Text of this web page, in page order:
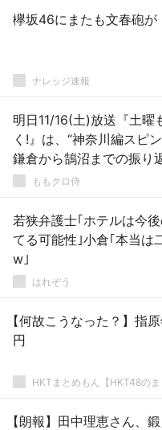
欅坂46にまたも文春砲が
ナレッジ速報
明日11/16(土)放送『土曜
く!』は、“神奈川編スピ
鎌倉から鵠沼までの振り
ンも！ももクロ侍
若狭弁護士｢ホテルは今
てる可能性｣小倉｢本当は
w｣
はれぞう
【何故こうなった？】
円
HKTまとめもん【HKT48のま
【朗報】田中理恵さん、